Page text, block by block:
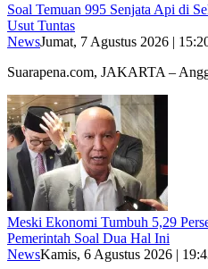
Soal Temuan 995 Senjata Api di
Usut Tuntas
NewsJumat, 7 Agustus 2026 |
Suarapena.com, JAKARTA –
Meski Ekonomi Tumbuh 5,29
Pemerintah Soal Dua Hal Ini
NewsKamis, 6 Agustus 2026 |